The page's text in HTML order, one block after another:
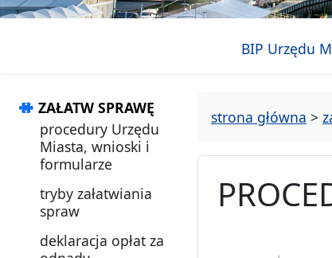
BIP Urzędu
ZAŁATW SPRAWĘ
procedury Urzędu
Miasta, wnioski i
formularze
tryby załatwiania
spraw
deklaracja opłat za
strona główna >